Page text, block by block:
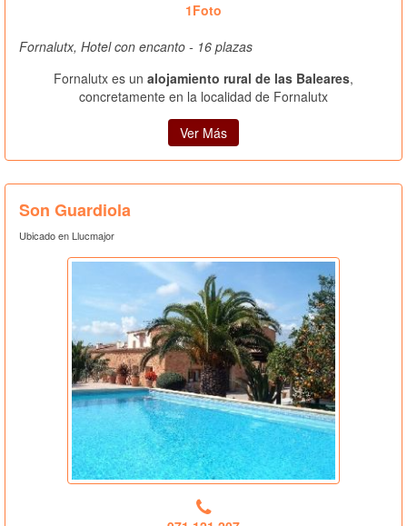
1Foto
Fornalutx, Hotel con encanto - 16 plazas
Fornalutx es un alojamiento rural de las Baleares,
concretamente en la localidad de Fornalutx
Ver Más
Son Guardiola
Ubicado en Llucmajor